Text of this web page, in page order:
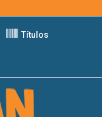
Títulos